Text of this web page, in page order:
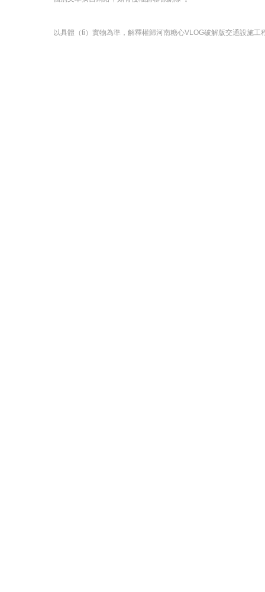
以具體（tǐ）實物為準，解釋權歸河南糖心VLOG破解版交通設施工